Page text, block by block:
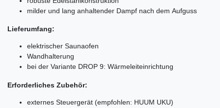
milder und lang anhaltender Dampf nach dem Aufguss
Lieferumfang:
elektrischer Saunaofen
Wandhalterung
bei der Variante DROP 9: Wärmeleiteinrichtung
Erforderliches Zubehör:
externes Steuergerät (empfohlen: HUUM UKU)